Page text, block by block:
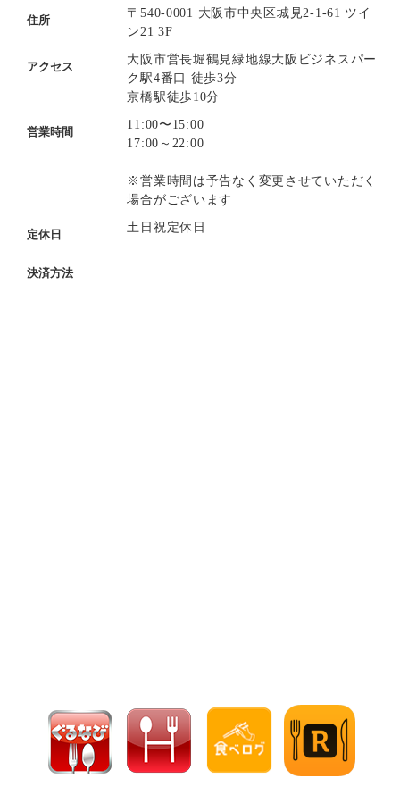
住所
〒540-0001 大阪市中央区城見2-1-61 ツイ
ン21 3F
アクセス
大阪市営長堀鶴見緑地線大阪ビジネスパー
ク駅4番口 徒歩3分
京橋駅徒歩10分
営業時間
11:00〜15:00
17:00～22:00
※営業時間は予告なく変更させていただく
場合がございます
定休日
土日祝定休日
決済方法